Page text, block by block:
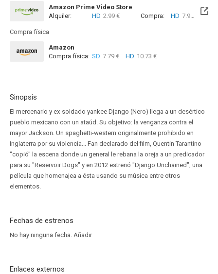
Amazon Prime Video Store
Alquiler:
HD 2.99 € Compra: HD 7.99 €
Compra física
Amazon
Compra física: SD 7.79 € HD 10.73 €
Sinopsis
El mercenario y ex-soldado yankee Django (Nero) llega a un desértico
pueblo mexicano con un ataúd. Su objetivo: la venganza contra el
mayor Jackson. Un spaghetti-western originalmente prohibido en
Inglaterra por su violencia... Fan declarado del film, Quentin Tarantino
"copió" la escena donde un general le rebana la oreja a un predicador
para su "Reservoir Dogs" y en 2012 estrenó "Django Unchained", una
película que homenajea a ésta usando su música entre otros
elementos.
Fechas de estrenos
No hay ninguna fecha. Añadir
Enlaces externos